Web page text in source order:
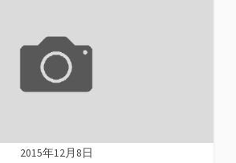
2015年12月8日